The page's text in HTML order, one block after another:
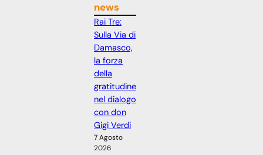
news
Rai Tre:
Sulla Via di
Damasco,
la forza
della
gratitudine
nel dialogo
con don
Gigi Verdi
7 Agosto
2026